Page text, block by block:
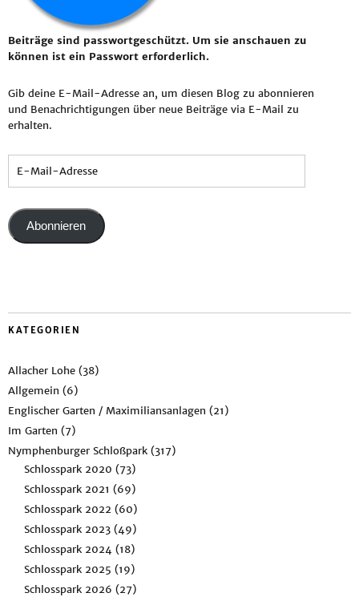
Beiträge sind passwortgeschützt. Um sie anschauen zu
können ist ein Passwort erforderlich.
Gib deine E-Mail-Adresse an, um diesen Blog zu abonnieren
und Benachrichtigungen über neue Beiträge via E-Mail zu
erhalten.
Abonnieren
KATEGORIEN
Allacher Lohe (38)
Allgemein (6)
Englischer Garten / Maximiliansanlagen (21)
Im Garten (7)
Nymphenburger Schloßpark (317)
Schlosspark 2020 (73)
Schlosspark 2021 (69)
Schlosspark 2022 (60)
Schlosspark 2023 (49)
Schlosspark 2024 (18)
Schlosspark 2025 (19)
Schlosspark 2026 (27)